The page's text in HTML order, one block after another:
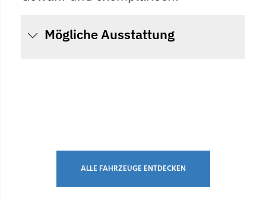
Mögliche Ausstattung
ALLE FAHRZEUGE ENTDECKEN